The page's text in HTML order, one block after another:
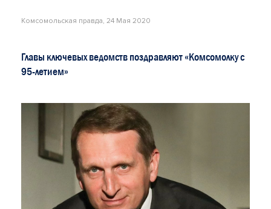
Комсомольская правда, 24 Мая 2020
Главы ключевых ведомств поздравляют «Комсомолку с
95-летием»